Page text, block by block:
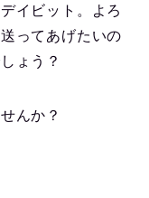
イビット。よろ
ってあげたいの
ょう？
んか？